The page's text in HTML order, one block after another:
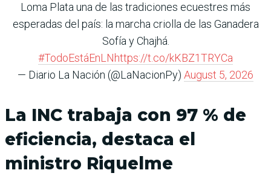
Loma Plata una de las tradiciones ecuestres más
esperadas del país: la marcha criolla de las Ganadera
Sofía y Chajhá.
#TodoEstáEnLNhttps://t.co/kKBZ1TRYCa
— Diario La Nación (@LaNacionPy) August 5, 2026
La INC trabaja con 97 % de
eficiencia, destaca el
ministro Riquelme